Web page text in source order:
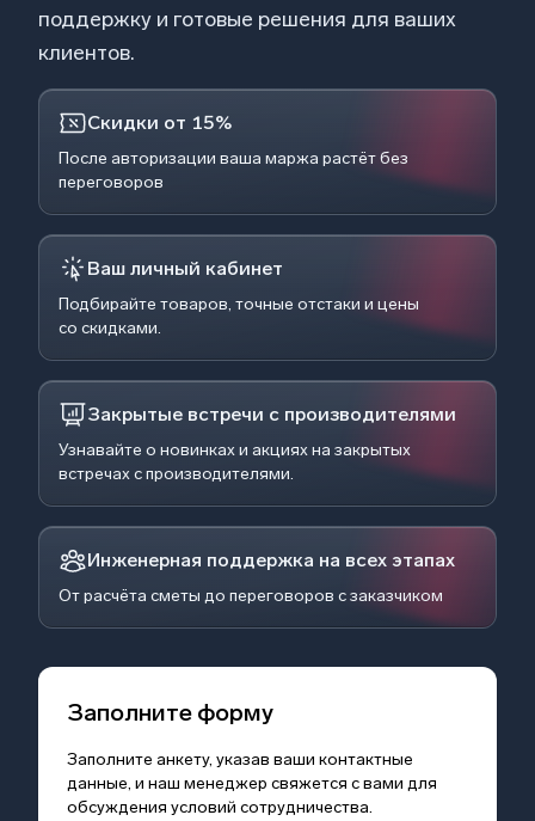
поддержку и готовые решения для ваших
клиентов.
Скидки от 15%
После авторизации ваша маржа растёт без
переговоров
Ваш личный кабинет
Подбирайте товаров, точные отстаки и цены
со скидками.
Закрытые встречи с производителями
Узнавайте о новинках и акциях на закрытых
встречах с производителями.
Инженерная поддержка на всех этапах
От расчёта сметы до переговоров с заказчиком
Заполните форму
Заполните анкету, указав ваши контактные
данные, и наш менеджер свяжется с вами для
обсуждения условий сотрудничества.